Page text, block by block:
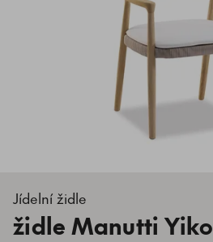
Jídelní židle
židle Manutti Yiko